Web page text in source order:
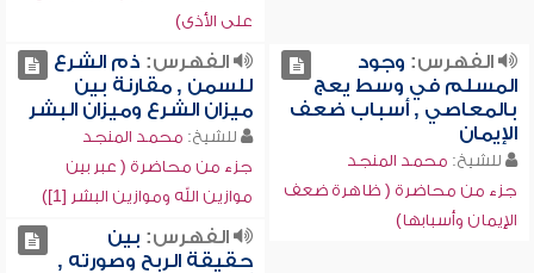
على الأذى)
الفهرس: وجود
المسلم في وسط يعج
بالمعاصي , أسباب ضعف
الإيمان
للشيخ: محمد المنجد
جزء من محاضرة ( ظاهرة ضعف
الإيمان وأسبابها)
الفهرس: ذم الشرع
للسمن , مقارنة بين
ميزان الشرع وميزان البشر
للشيخ: محمد المنجد
جزء من محاضرة ( عبر بين
موازين الله وموازين البشر [1])
الفهرس: بين
حقيقة الربح وصورته ,